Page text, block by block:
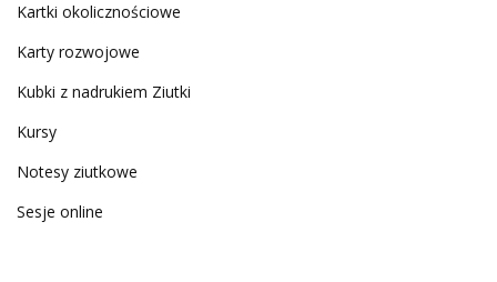
Kartki okolicznościowe
Karty rozwojowe
Kubki z nadrukiem Ziutki
Kursy
Notesy ziutkowe
Sesje online